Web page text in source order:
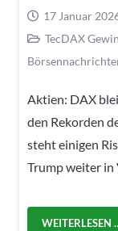
17 Januar
TecDAX
Aktien: DAX
den Rekorden
steht einigen
Trump weiter in
WEITERLESEN